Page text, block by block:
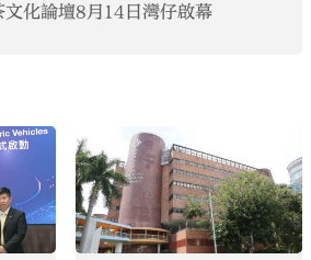
化論壇8月14日灣仔啟幕